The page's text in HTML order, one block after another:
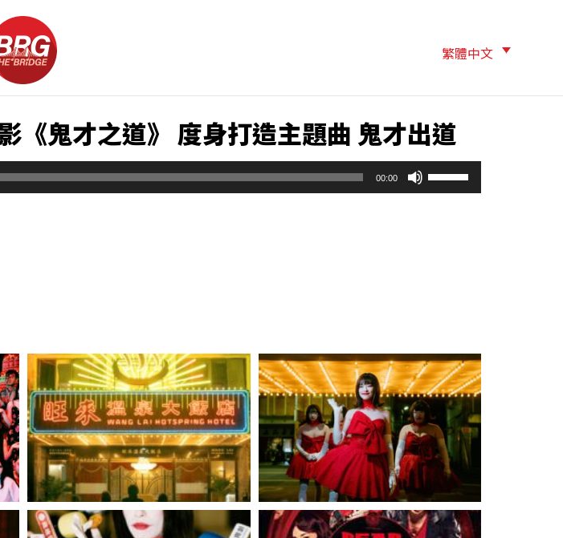
繁體中文
《鬼才之道》 度身打造主題曲 鬼才出道
00:00
使
用
以
提
或
降
低
音